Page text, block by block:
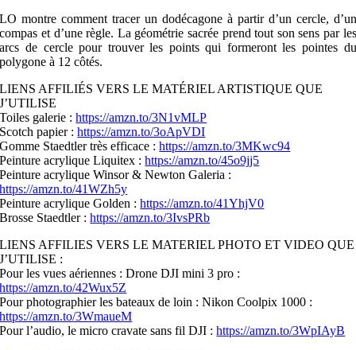
LO montre comment tracer un dodécagone à partir d’un cercle, d’un
compas et d’une règle. La géométrie sacrée prend tout son sens par les
arcs de cercle pour trouver les points qui formeront les pointes du
polygone à 12 côtés.
LIENS AFFILIÉS VERS LE MATÉRIEL ARTISTIQUE QUE
J’UTILISE
Toiles galerie :https://amzn.to/3N1vMLP
Scotch papier :https://amzn.to/3oApVDI
Gomme Staedtler très efficace :https://amzn.to/3MKwc94
Peinture acrylique Liquitex :https://amzn.to/45o9jj5
Peinture acrylique Winsor & Newton Galeria :
https://amzn.to/41WZh5y
Peinture acrylique Golden :https://amzn.to/41YhjV0
Brosse Staedtler :https://amzn.to/3IvsPRb
LIENS AFFILIES VERS LE MATERIEL PHOTO ET VIDEO QUE
J’UTILISE :
Pour les vues aériennes : Drone DJI mini 3 pro :
https://amzn.to/42Wux5Z
Pour photographier les bateaux de loin : Nikon Coolpix 1000 :
https://amzn.to/3WmaueM
Pour l’audio, le micro cravate sans fil DJI :https://amzn.to/3WpIAyB